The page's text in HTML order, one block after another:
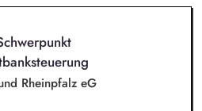
(Major Donor Journeys).
von exklusiven
Strategische Beratung und
sowie der Gremien bei
und der direkten Ansprache.
Rheinpfalz eG